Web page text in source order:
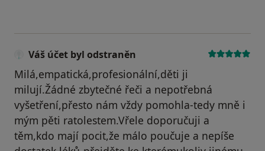
Váš účet byl odstraněn
Milá,empatická,profesionální,děti ji
milují.Žádné zbytečné řeči a nepotřebná
vyšetření,přesto nám vždy pomohla-tedy mně i
mým pěti ratolestem.Vřele doporučuji a
těm,kdo mají pocit,že málo poučuje a nepíše